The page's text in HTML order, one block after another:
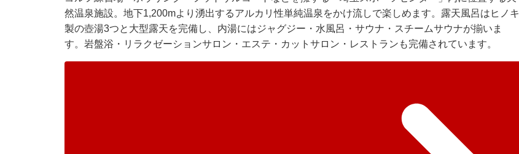
然温泉施設。地下1,200mより湧出するアルカリ性単純温泉をかけ流しで楽しめます。露天風呂はヒノキ
製の壺湯3つと大型露天を完備し、内湯にはジャグジー・水風呂・サウナ・スチームサウナが揃いま
す。岩盤浴・リラクゼーションサロン・エステ・カットサロン・レストランも完備されています。